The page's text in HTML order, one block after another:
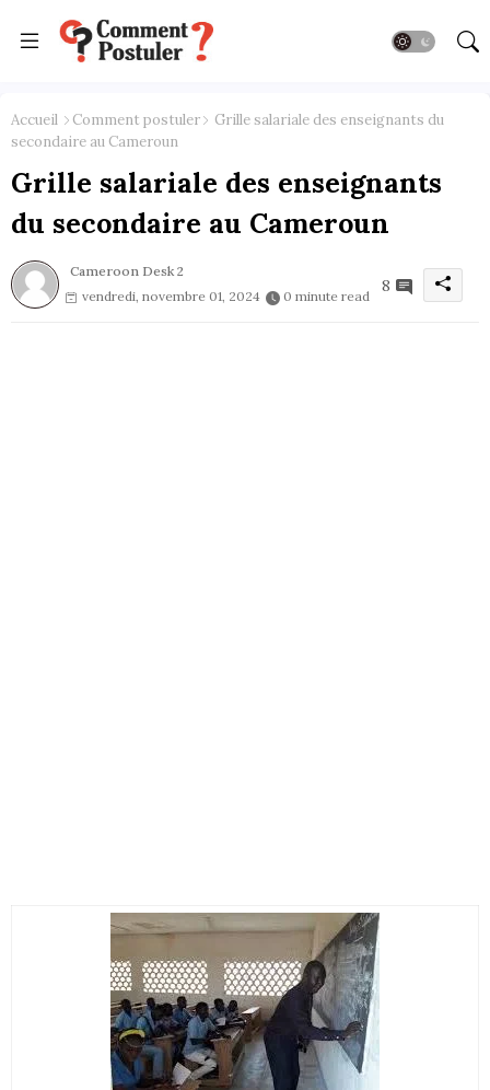
Accueil Comment postuler
Grille salariale des enseignants du
secondaire au Cameroun
Grille salariale des enseignants
du secondaire au Cameroun
Cameroon Desk 2
vendredi, novembre 01, 2024
0 minute read
8